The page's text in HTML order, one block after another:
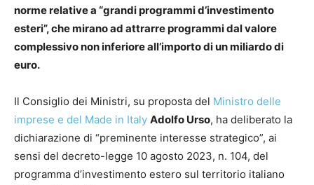
norme relative a “grandi programmi d’investimento
esteri”, che mirano ad attrarre programmi dal valore
complessivo non inferiore all’importo di un miliardo di
euro.
Il Consiglio dei Ministri, su proposta del Ministro delle
imprese e del Made in Italy Adolfo Urso, ha deliberato la
dichiarazione di “preminente interesse strategico”, ai
sensi del decreto-legge 10 agosto 2023, n. 104, del
programma d’investimento estero sul territorio italiano